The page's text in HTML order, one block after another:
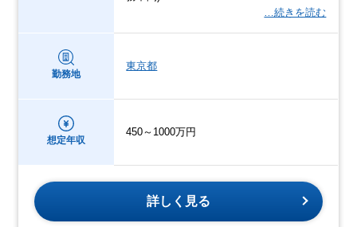
…続きを読む
勤務地
東京都
想定年収
450～1000万円
詳しく見る